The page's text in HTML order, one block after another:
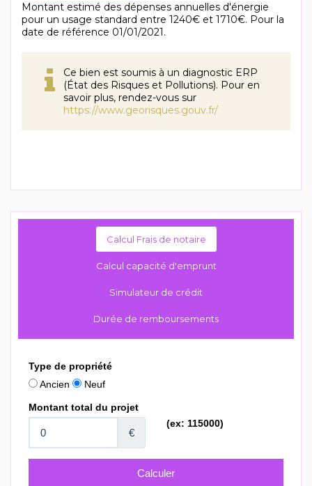
Montant estimé des dépenses annuelles d'énergie
pour un usage standard entre 1240€ et 1710€. Pour la
date de référence 01/01/2021.
Ce bien est soumis à un diagnostic ERP
(État des Risques et Pollutions). Pour en
savoir plus, rendez-vous sur
https://www.georisques.gouv.fr/
Calcul Frais de notaire
Calcul capacité d'emprunt
Simulateur de crédit
Durée de remboursements